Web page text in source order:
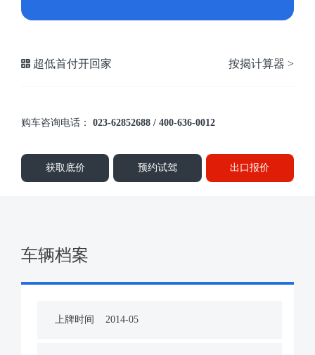
超低首付开回家 按揭计算器 >
购车咨询电话： 023-62852688 / 400-636-0012
获取底价 预约试驾 出口报价
车辆档案
上牌时间 2014-05